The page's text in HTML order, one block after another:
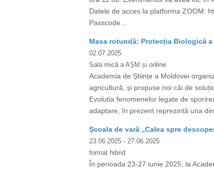
Datele de acces la platforma ZOOM:
Passcode...
Masa rotundă: Protecția Biologică
02.07.2025
Sala mică a AȘM și online
Academia de Științe a Moldovei
agricultură, și propuse noi căi de
Evoluția fenomenelor legate de
adaptare, în prezent reprezintă una
Școala de vară „Calea spre
23.06.2025 - 27.06.2025
format hibrid
În perioada 23-27 iunie 2025, la